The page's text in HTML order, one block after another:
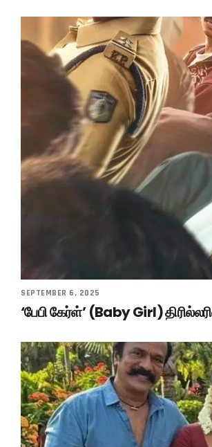
SEPTEMBER 6, 2025
‘பேபி கேர்ள்’ (Baby Girl)